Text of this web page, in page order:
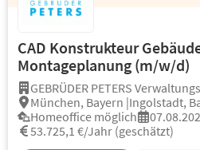
CAD Konstrukteur
Montageplanung (m/w/d)
GEBRÜDER PETERS
München, Bayern |Ingolstadt,
Homeoffice möglich
53.725,1 €/Jahr (geschätzt)